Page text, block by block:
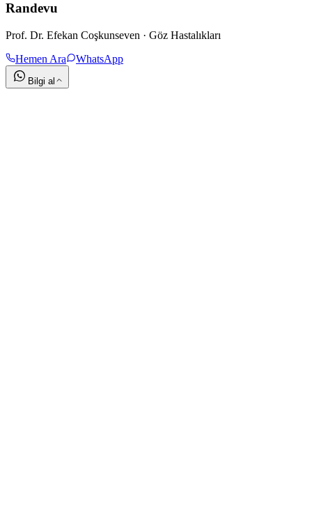
Randevu
Prof. Dr. Efekan Coşkunseven · Göz Hastalıkları
Hemen Ara
WhatsApp
Bilgi al